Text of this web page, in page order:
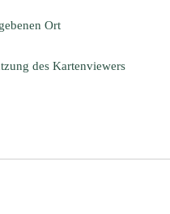
Ort
des Kartenviewers